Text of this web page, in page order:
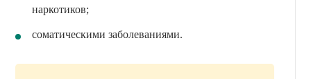
наркотиков;
соматическими заболеваниями.